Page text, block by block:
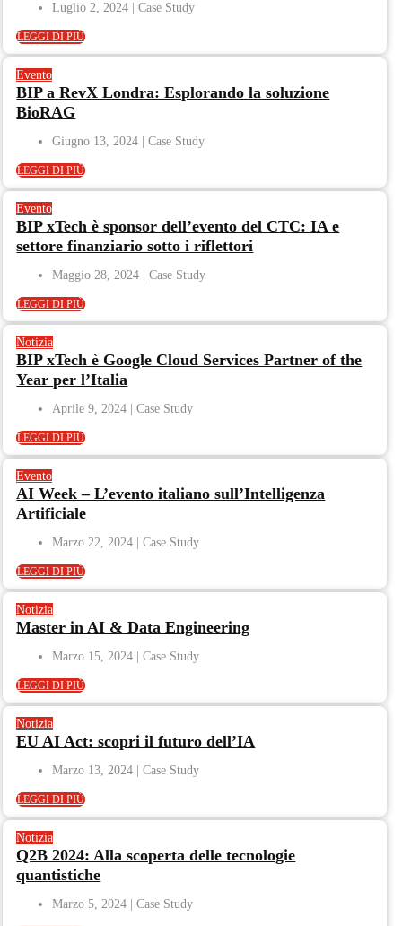
Luglio 2, 2024
LEGGI DI PIÙ
Evento
BIP a RevX Londra: Esplorando la soluzione
BioRAG
Giugno 13, 2024
LEGGI DI PIÙ
Evento
BIP xTech è sponsor dell’evento del CTC: IA e
settore finanziario sotto i riflettori
Maggio 28, 2024
LEGGI DI PIÙ
Notizia
BIP xTech è Google Cloud Services Partner of the
Year per l’Italia
Aprile 9, 2024
LEGGI DI PIÙ
Evento
AI Week – L’evento italiano sull’Intelligenza
Artificiale
Marzo 22, 2024
LEGGI DI PIÙ
Notizia
Master in AI & Data Engineering
Marzo 15, 2024
LEGGI DI PIÙ
Notizia
EU AI Act: scopri il futuro dell’IA
Marzo 13, 2024
LEGGI DI PIÙ
Notizia
Q2B 2024: Alla scoperta delle tecnologie
quantistiche
Marzo 5, 2024